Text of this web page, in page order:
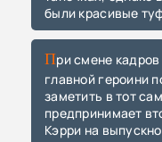
были красивые
При смене кадров положение креста на шее
главной героини
заметить в тот
предпринимает
Кэрри на